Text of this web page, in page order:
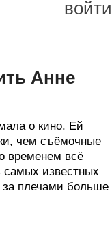
войти
Анне
о кино. Ей
чем съёмочные
временем всё
самых известных
за плечами больше